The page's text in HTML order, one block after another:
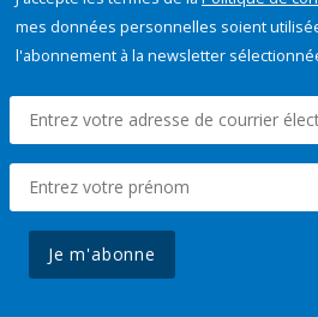
mes données personnelles soient
l'abonnement à la newsletter
Je m'abonne